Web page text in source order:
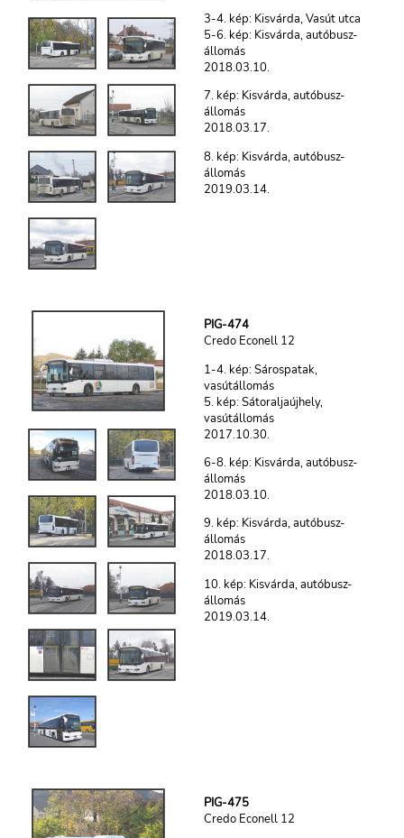
3-4. kép: Kisvárda, Vasút utca
5-6. kép: Kisvárda, autóbusz-
állomás
2018.03.10.
7. kép: Kisvárda, autóbusz-
állomás
2018.03.17.
8. kép: Kisvárda, autóbusz-
állomás
2019.03.14.
PIG-474
Credo Econell 12
1-4. kép: Sárospatak,
vasútállomás
5. kép: Sátoraljaújhely,
vasútállomás
2017.10.30.
6-8. kép: Kisvárda, autóbusz-
állomás
2018.03.10.
9. kép: Kisvárda, autóbusz-
állomás
2018.03.17.
10. kép: Kisvárda, autóbusz-
állomás
2019.03.14.
PIG-475
Credo Econell 12